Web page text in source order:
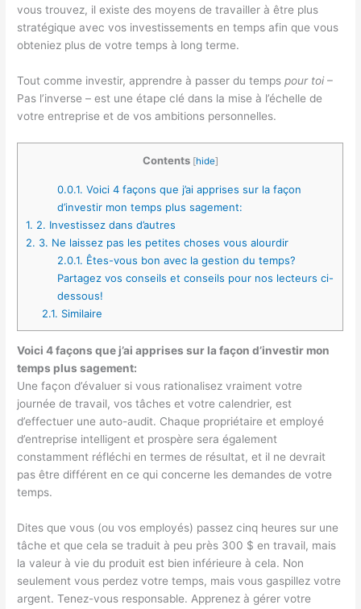
vous trouvez, il existe des moyens de travailler à être plus
stratégique avec vos investissements en temps afin que vous
obteniez plus de votre temps à long terme.
Tout comme investir, apprendre à passer du tempspour toi–
Pas l’inverse – est une étape clé dans la mise à l’échelle de
votre entreprise et de vos ambitions personnelles.
Contents [hide]
0.0.1. Voici 4 façons que j’ai apprises sur la façon
d’investir mon temps plus sagement:
1. 2. Investissez dans d’autres
2. 3. Ne laissez pas les petites choses vous alourdir
2.0.1. Êtes-vous bon avec la gestion du temps?
Partagez vos conseils et conseils pour nos lecteurs ci-
dessous!
2.1. Similaire
Voici 4 façons que j’ai apprises sur la façon d’investir mon
temps plus sagement:
Une façon d’évaluer si vous rationalisez vraiment votre
journée de travail, vos tâches et votre calendrier, est
d’effectuer une auto-audit. Chaque propriétaire et employé
d’entreprise intelligent et prospère sera également
constamment réfléchi en termes de résultat, et il ne devrait
pas être différent en ce qui concerne les demandes de votre
temps.
Dites que vous (ou vos employés) passez cinq heures sur une
tâche et que cela se traduit à peu près 300 $ en travail, mais
la valeur à vie du produit est bien inférieure à cela. Non
seulement vous perdez votre temps, mais vous gaspillez votre
argent. Tenez-vous responsable. Apprenez à gérer votre